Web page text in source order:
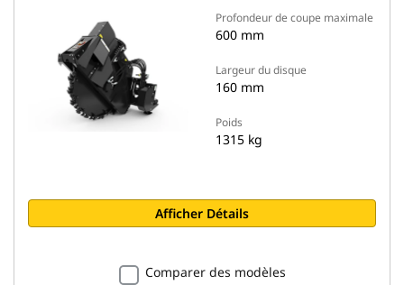
Profondeur de coupe maximale
600 mm
Largeur du disque
160 mm
Poids
1315 kg
Afficher Détails
Comparer des modèles